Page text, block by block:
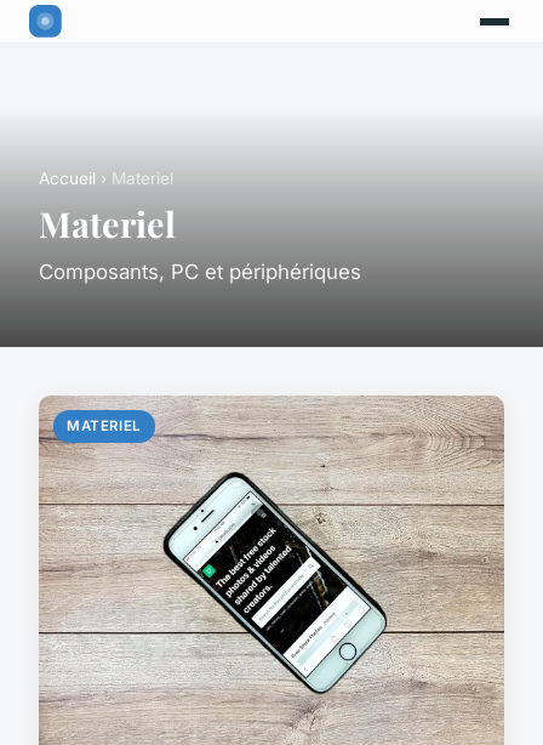
Accueil › Materiel
Materiel
Composants, PC et périphériques
MATERIEL